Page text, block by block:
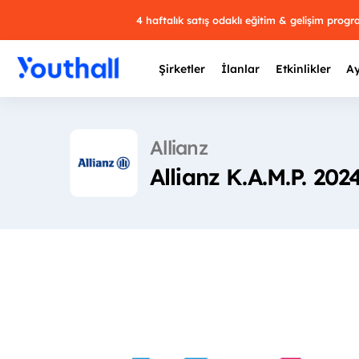
4 haftalık satış odaklı eğitim & gelişim
Şirketler İlanlar Etkinlikler
Allianz
Allianz K.A.M.P.